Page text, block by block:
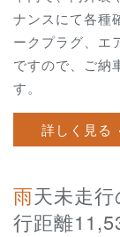
ナンスにて各種
ークプラグ、エ
ですので、ご納
す。
詳しく見る
雨天未走行の程度極上 2オーナー車 走
行距離